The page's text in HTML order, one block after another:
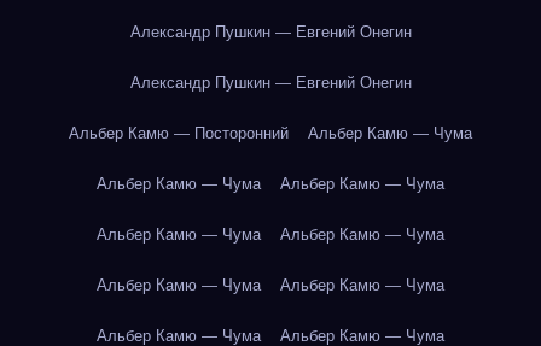
Александр Пушкин — Евгений Онегин
Александр Пушкин — Евгений Онегин
Альбер Камю — Посторонний Альбер Камю — Чума
Альбер Камю — Чума Альбер Камю — Чума
Альбер Камю — Чума Альбер Камю — Чума
Альбер Камю — Чума Альбер Камю — Чума
Альбер Камю — Чума Альбер Камю — Чума